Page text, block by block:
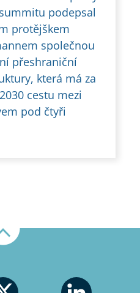
podepsal
protějškem
společnou
přeshraniční
která má za
cestu mezi
pod čtyři